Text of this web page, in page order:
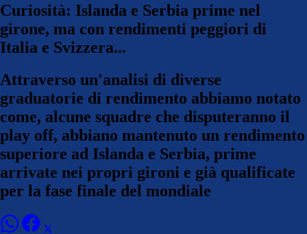
Curiosità: Islanda e Serbia prime nel
girone, ma con rendimenti peggiori di
Italia e Svizzera...
Attraverso un'analisi di diverse
graduatorie di rendimento abbiamo notato
come, alcune squadre che disputeranno il
play off, abbiano mantenuto un rendimento
superiore ad Islanda e Serbia, prime
arrivate nei propri gironi e già qualificate
per la fase finale del mondiale